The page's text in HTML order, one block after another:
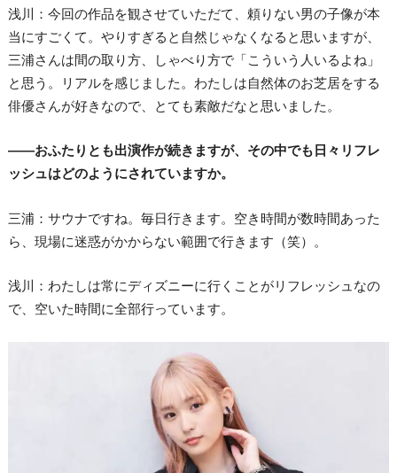
浅川：今回の作品を観させていただて、頼りない男の子像が本
当にすごくて。やりすぎると自然じゃなくなると思いますが、
三浦さんは間の取り方、しゃべり方で「こういう人いるよね」
と思う。リアルを感じました。わたしは自然体のお芝居をする
俳優さんが好きなので、とても素敵だなと思いました。
――おふたりとも出演作が続きますが、その中でも日々リフレ
ッシュはどのようにされていますか。
三浦：サウナですね。毎日行きます。空き時間が数時間あった
ら、現場に迷惑がかからない範囲で行きます（笑）。
浅川：わたしは常にディズニーに行くことがリフレッシュなの
で、空いた時間に全部行っています。